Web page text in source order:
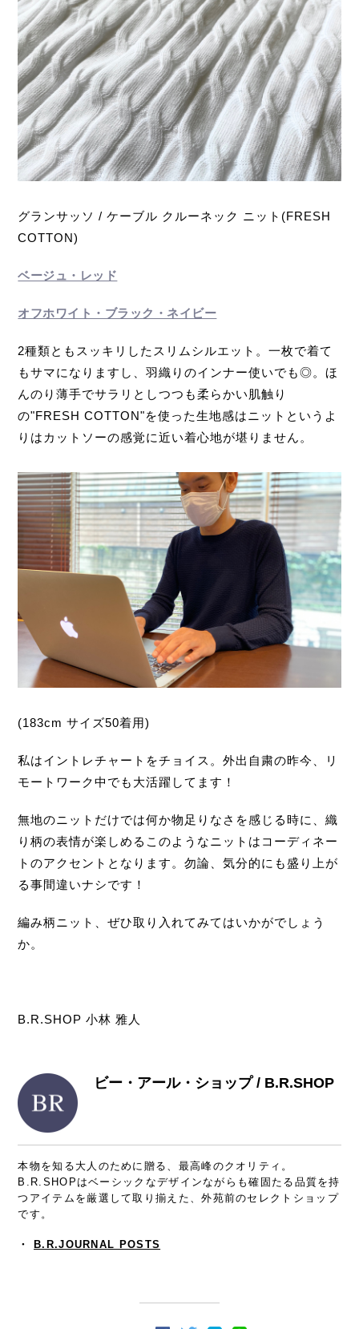
グランサッソ / ケーブル クルーネック ニット(FRESH
COTTON)
ベージュ・レッド
オフホワイト・ブラック・ネイビー
2種類ともスッキリしたスリムシルエット。一枚で着て
もサマになりますし、羽織りのインナー使いでも◎。ほ
んのり薄手でサラリとしつつも柔らかい肌触り
の"FRESH COTTON"を使った生地感はニットというよ
りはカットソーの感覚に近い着心地が堪りません。
(183cm サイズ50着用)
私はイントレチャートをチョイス。外出自粛の昨今、リ
モートワーク中でも大活躍してます！
無地のニットだけでは何か物足りなさを感じる時に、織
り柄の表情が楽しめるこのようなニットはコーディネー
トのアクセントとなります。勿論、気分的にも盛り上が
る事間違いナシです！
編み柄ニット、ぜひ取り入れてみてはいかがでしょう
か。
B.R.SHOP 小林 雅人
ビー・アール・ショップ / B.R.SHOP
本物を知る大人のために贈る、最高峰のクオリティ。
B.R.SHOPはベーシックなデザインながらも確固たる品質を持
つアイテムを厳選して取り揃えた、外苑前のセレクトショップ
です。
・B.R.JOURNAL POSTS